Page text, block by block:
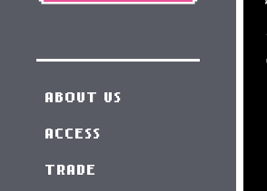
ABOUT US
ACCESS
TRADE